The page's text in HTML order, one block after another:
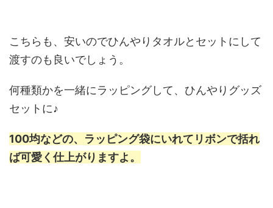
こちらも、安いのでひんやりタオルとセットにして
渡すのも良いでしょう。
何種類かを一緒にラッピングして、ひんやりグッズ
セットに♪
100均などの、ラッピング袋にいれてリボンで括れ
ば可愛く仕上がりますよ。